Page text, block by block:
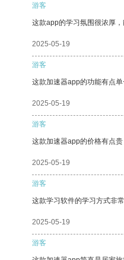
游客
这款app的学习氛围很浓厚
2025-05-19
游客
这款加速器app的功能有点
2025-05-19
游客
这款加速器app的价格有点
2025-05-19
游客
这款学习软件的学习方式非
2025-05-19
游客